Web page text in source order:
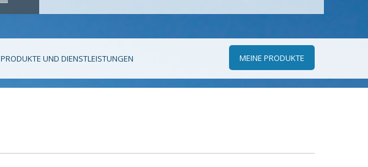
PRODUKTE UND DIENSTLEISTUNGEN MEINE PRODUKTE